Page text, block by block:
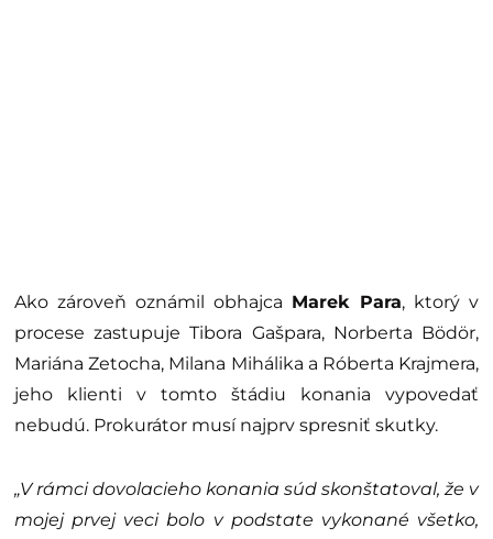
Ako zároveň oznámil obhajca Marek Para, ktorý v
procese zastupuje Tibora Gašpara, Norberta Bödör,
Mariána Zetocha, Milana Mihálika a Róberta Krajmera,
jeho klienti v tomto štádiu konania vypovedať
nebudú. Prokurátor musí najprv spresniť skutky.
„V rámci dovolacieho konania súd skonštatoval, že v
mojej prvej veci bolo v podstate vykonané všetko,